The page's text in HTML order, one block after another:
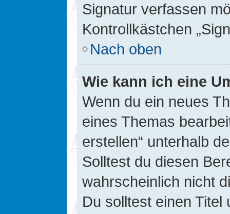
Signatur verfassen
Kontrollkästchen
Nach oben
Wie kann ich eine
Wenn du ein neues
eines Themas
erstellen“ unterhalb
Solltest du diesen
wahrscheinlich nicht
Du solltest einen